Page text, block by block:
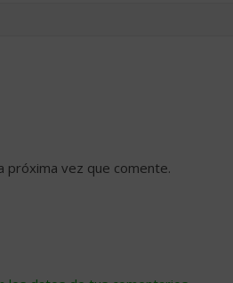
próxima vez que comente.